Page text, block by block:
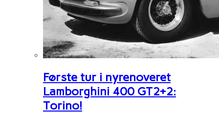
Første tur i nyrenoveret
Lamborghini 400 GT2+2:
Torino!